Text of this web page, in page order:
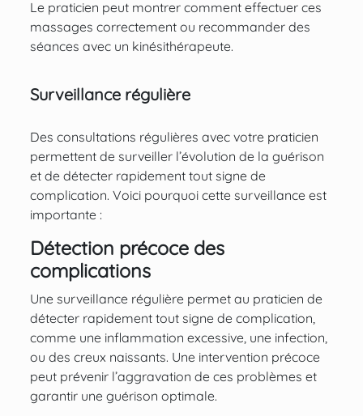
Le praticien peut montrer comment effectuer ces
massages correctement ou recommander des
séances avec un kinésithérapeute.
Surveillance régulière
Des consultations régulières avec votre praticien
permettent de surveiller l’évolution de la guérison
et de détecter rapidement tout signe de
complication. Voici pourquoi cette surveillance est
importante :
Détection précoce des
complications
Une surveillance régulière permet au praticien de
détecter rapidement tout signe de complication,
comme une inflammation excessive, une infection,
ou des creux naissants. Une intervention précoce
peut prévenir l’aggravation de ces problèmes et
garantir une guérison optimale.